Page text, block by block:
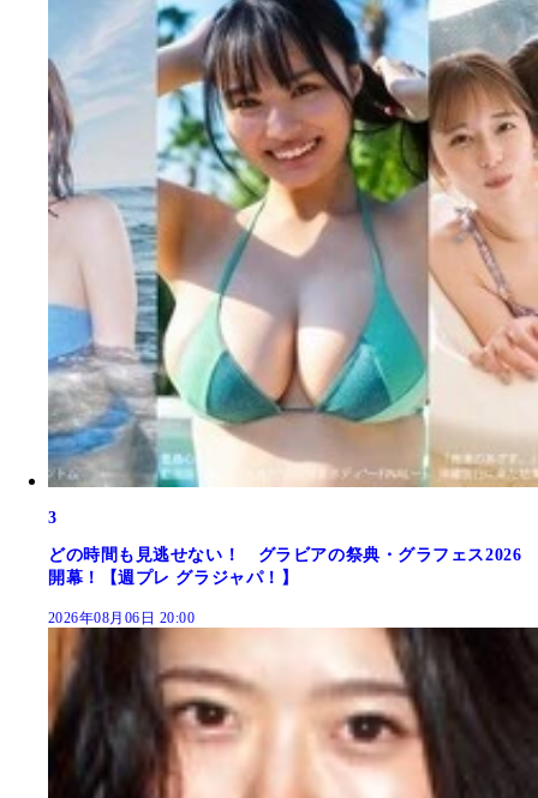
3
どの時間も見逃せない！ グラビアの祭典・グラフェス2026
開幕！【週プレ グラジャパ！】
2026年08月06日 20:00